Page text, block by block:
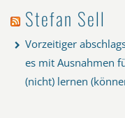
Stefan Sell
Vorzeitiger
es mit Ausnahmen
(nicht) lernen